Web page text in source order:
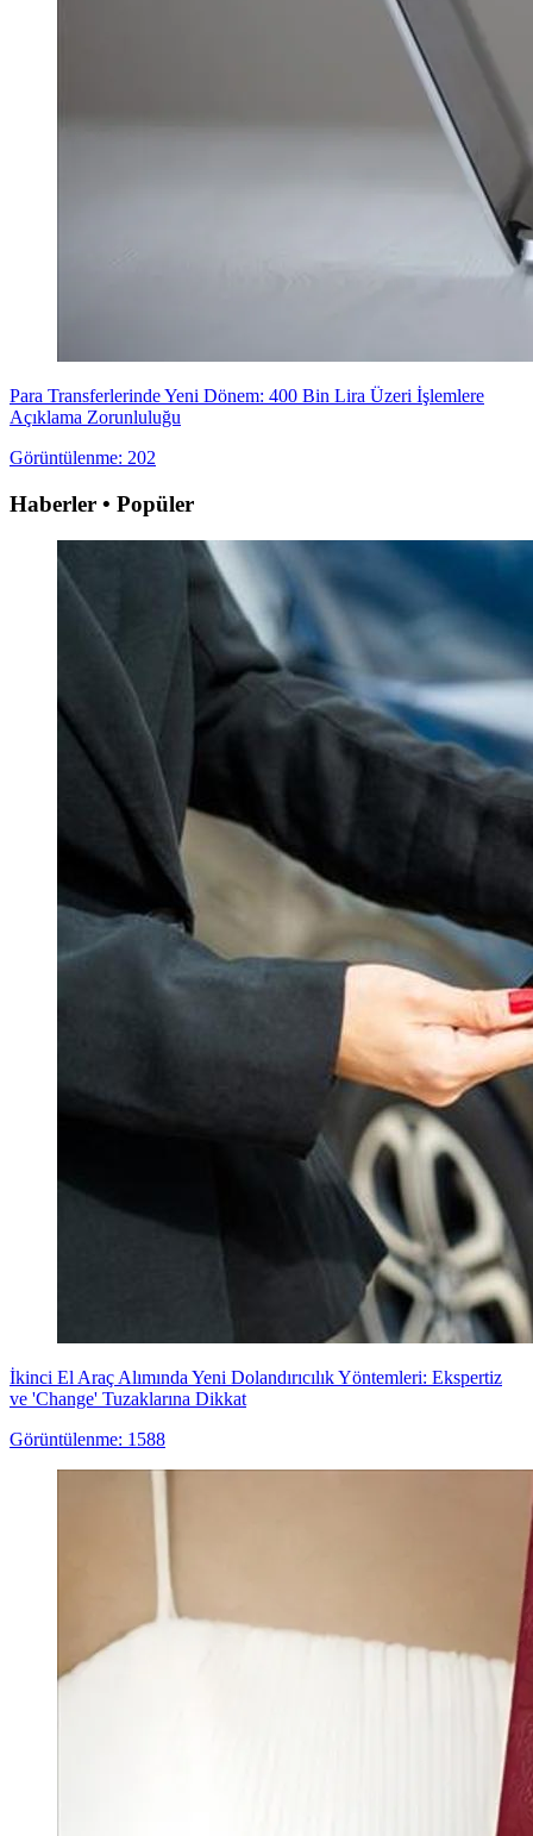
Para Transferlerinde Yeni Dönem: 400 Bin Lira Üzeri İşlemlere
Açıklama Zorunluluğu
Görüntülenme: 202
Haberler • Popüler
İkinci El Araç Alımında Yeni Dolandırıcılık Yöntemleri: Ekspertiz
ve 'Change' Tuzaklarına Dikkat
Görüntülenme: 1588